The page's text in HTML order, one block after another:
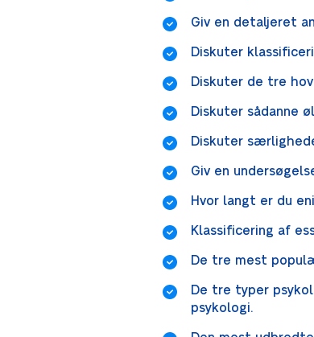
Giv en detaljeret
Diskuter
Diskuter de tre
Diskuter sådanne
Diskuter
Giv en
Hvor langt er du
Klassificering af
De tre mest
De tre typer
psykologi.